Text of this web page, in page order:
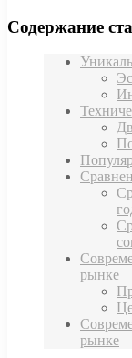
Содержание
рынке
рынке